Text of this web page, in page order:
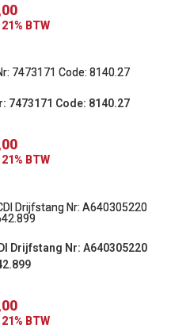
BTW
7473171 Code: 8140.27
BTW
Drijfstang Nr: A640305220
BTW